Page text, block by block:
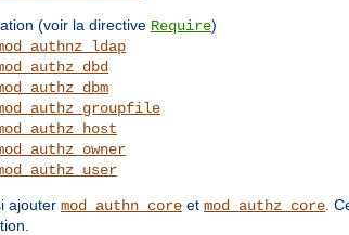
(voir la directive Require)
ajouter mod_authn_core et mod_authz_core .